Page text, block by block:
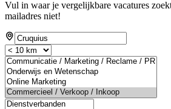
Vul in waar je vergelijkbare vacatures
mailadres niet!